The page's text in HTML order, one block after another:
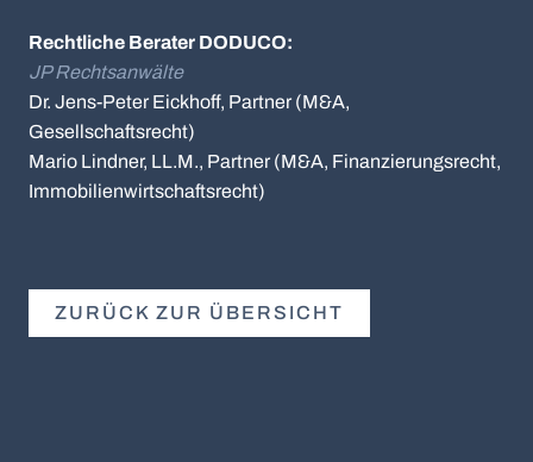
Rechtliche Berater DODUCO:
JP Rechtsanwälte
Dr. Jens-Peter Eickhoff, Partner (M&A,
Gesellschaftsrecht)
Mario Lindner, LL.M., Partner (M&A, Finanzierungsrecht,
Immobilienwirtschaftsrecht)
ZURÜCK ZUR ÜBERSICHT